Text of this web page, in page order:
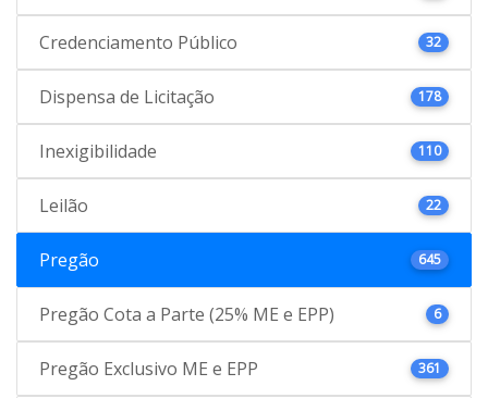
Credenciamento Público 32
Dispensa de Licitação 178
Inexigibilidade 110
Leilão 22
Pregão 645
Pregão Cota a Parte (25% ME e EPP) 6
Pregão Exclusivo ME e EPP 361